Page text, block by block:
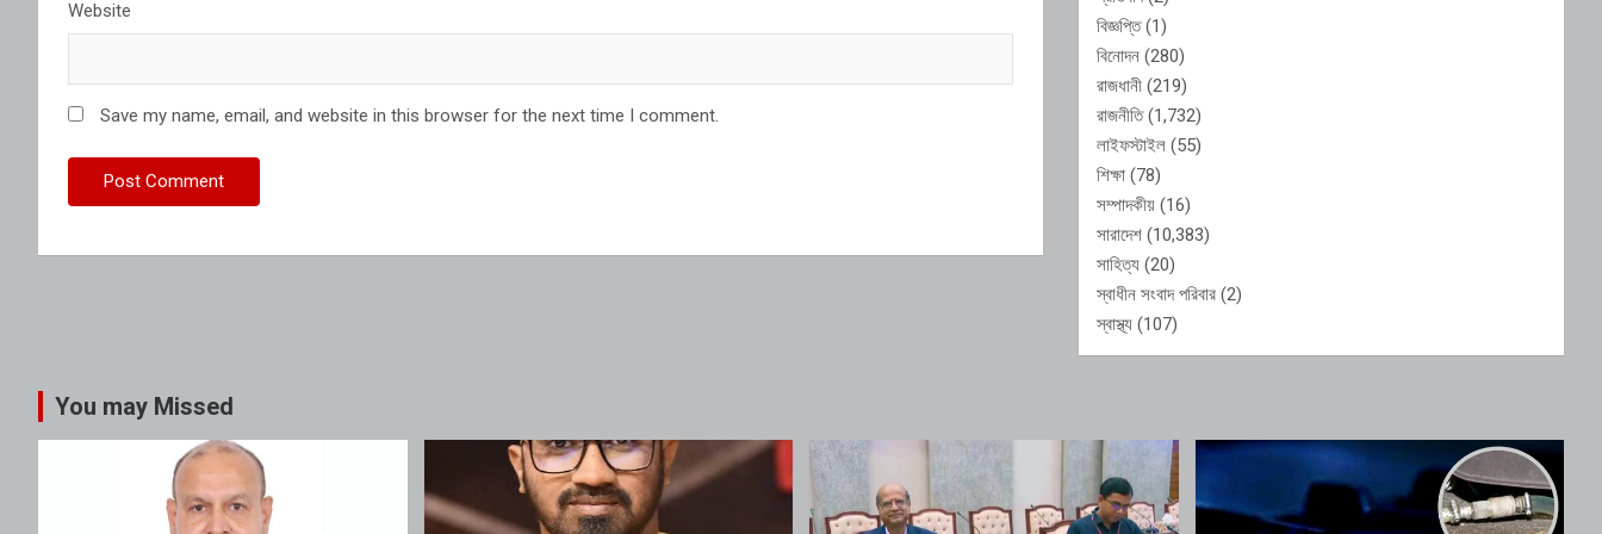
Website
Save my name, email, and website in this browser for the next time I comment.
বিজ্ঞপ্তি(1)
বিনোদন (280)
রাজধানী (219)
রাজনীতি(1,732)
লাইফস্টাইল (55)
শিক্ষা (78)
সম্পাদকীয় (16)
সারাদেশ (10,383)
সাহিত্য (20)
স্বাধীন সংবাদ পরিবার (2)
স্বাস্থ্য (107)
You may Missed